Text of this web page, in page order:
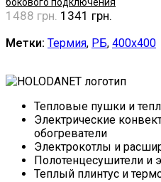
1488 грн. 1341 грн.
Метки: Термия, РБ, 400х400
Тепловые пушки и
Электрические
обогреватели
Электрокотлы и
Полотенцесушители и
Теплый плинтус и